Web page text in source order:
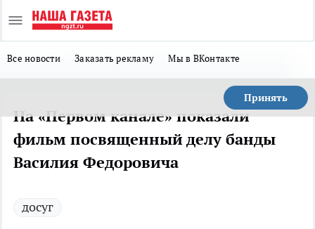
Все новости Заказать рекламу Мы в ВКонтакте
Принять
На «Первом канале» показали
фильм посвященный делу банды
Василия Федоровича
досуг